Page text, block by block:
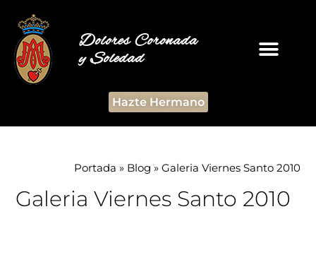
Dolores Coronada
y Soledad
Hazte Hermano
Portada » Blog » Galeria Viernes Santo 2010
Galeria Viernes Santo 2010